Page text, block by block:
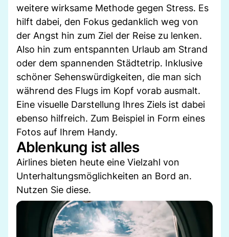
weitere wirksame Methode gegen Stress. Es
hilft dabei, den Fokus gedanklich weg von
der Angst hin zum Ziel der Reise zu lenken.
Also hin zum entspannten Urlaub am Strand
oder dem spannenden Städtetrip. Inklusive
schöner Sehenswürdigkeiten, die man sich
während des Flugs im Kopf vorab ausmalt.
Eine visuelle Darstellung Ihres Ziels ist dabei
ebenso hilfreich. Zum Beispiel in Form eines
Fotos auf Ihrem Handy.
Ablenkung ist alles
Airlines bieten heute eine Vielzahl von
Unterhaltungsmöglichkeiten an Bord an.
Nutzen Sie diese.